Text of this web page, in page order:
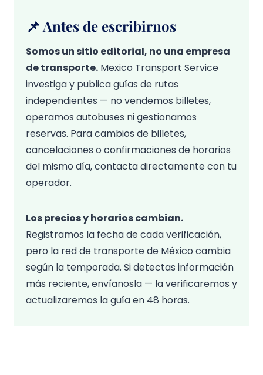
📌 Antes de escribirnos
Somos un sitio editorial, no una empresa
de transporte. Mexico Transport Service
investiga y publica guías de rutas
independientes — no vendemos billetes,
operamos autobuses ni gestionamos
reservas. Para cambios de billetes,
cancelaciones o confirmaciones de horarios
del mismo día, contacta directamente con tu
operador.
Los precios y horarios cambian.
Registramos la fecha de cada verificación,
pero la red de transporte de México cambia
según la temporada. Si detectas información
más reciente, envíanosla — la verificaremos y
actualizaremos la guía en 48 horas.